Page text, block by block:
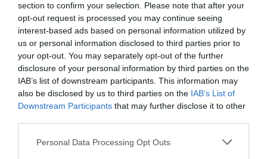
section to confirm your selection. Please note that after your
opt-out request is processed you may continue seeing
interest-based ads based on personal information utilized by
us or personal information disclosed to third parties prior to
your opt-out. You may separately opt-out of the further
disclosure of your personal information by third parties on the
IAB’s list of downstream participants. This information may
also be disclosed by us to third parties on the IAB’s List of
Downstream Participants that may further disclose it to other
Please note that this website/app uses one or more Google
Personal Data Processing Opt Outs
Ακολουθήστε το evima.gr στοGoogle News
Διαβάστε όλες τιςειδήσεις για την Εύβοια
Διαβάστε όλες τιςτελευταίες ειδήσειςγια την
Ελλάδακαι τονΚόσμοστοevima.gr
TAGS: #ΣΥΜΕΩΝ #ΚΕΔΙΚΟΓΛΟΥ ΒΟΥΛΗ
ΔΑΣΗ
ΕΙΔΗΣΕΙΣ ΕΥΒΟΙΑ
ΕΥΒΟΙΑ
ΝΕΑ ΕΥΒΟΙΑ